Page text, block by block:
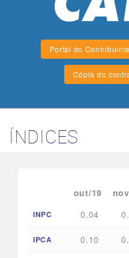
Portal do Contribuinte
Cópia do
ÍNDICES
out/19
INPC
0.04
IPCA 0.10